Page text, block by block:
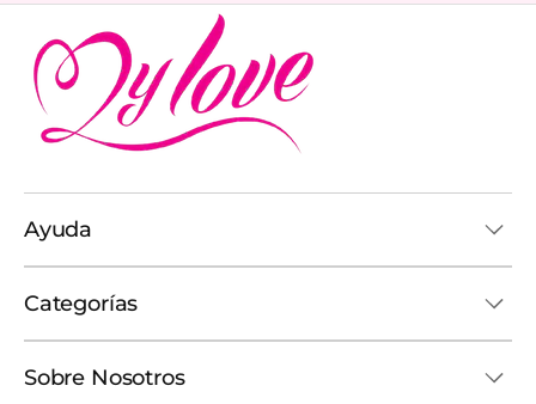
Ayuda
Categorías
Sobre Nosotros